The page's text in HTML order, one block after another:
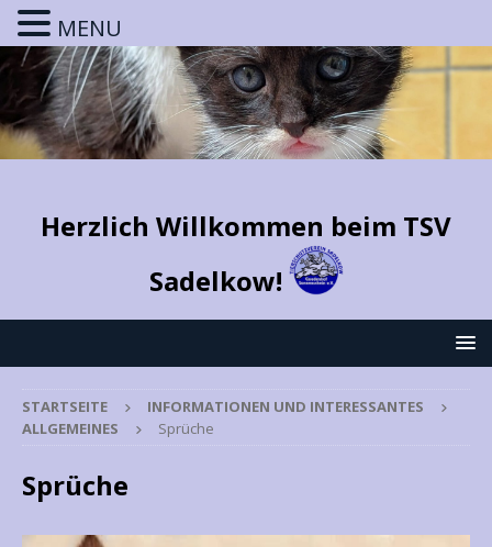
Herzlich Willkommen beim TSV
Sadelkow!
STARTSEITE
INFORMATIONEN UND INTERESSANTES
ALLGEMEINES
Sprüche
Sprüche
MENU